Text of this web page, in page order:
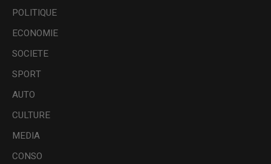
POLITIQUE
ECONOMIE
SOCIETE
SPORT
AUTO
CULTURE
MEDIA
CONSO